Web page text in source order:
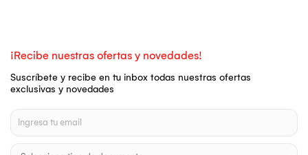
¡Recibe nuestras ofertas y novedades!
Suscríbete y recibe en tu inbox todas nuestras ofertas
exclusivas y novedades